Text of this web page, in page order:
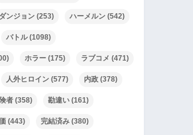
ダンジョン (253) ハーメルン (542)
バトル(1098)
ホラー (175) ラブコメ (471)
人外ヒロイン (577) 内政 (378)
者 (358) 勘違い (161)
(443) 完結済み (380)